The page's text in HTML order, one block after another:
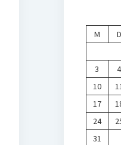
M
D
3
4
10
17
24
31